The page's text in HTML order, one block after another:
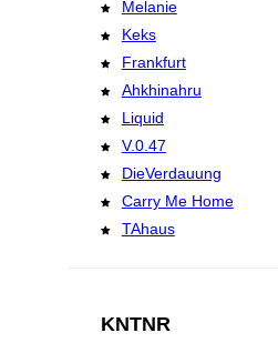
Melanie
Keks
Frankfurt
Ahkhinahru
Liquid
V.0.47
DieVerdauung
Carry Me Home
TAhaus
KNTNR